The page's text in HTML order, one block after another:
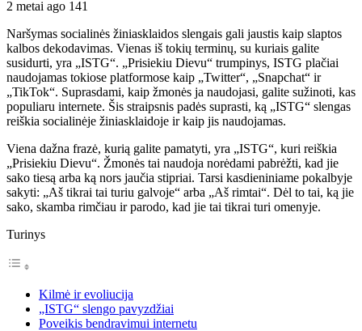
2 metai ago 141
Naršymas socialinės žiniasklaidos slengais gali jaustis kaip slaptos
kalbos dekodavimas. Vienas iš tokių terminų, su kuriais galite
susidurti, yra „ISTG“. „Prisiekiu Dievu“ trumpinys, ISTG plačiai
naudojamas tokiose platformose kaip „Twitter“, „Snapchat“ ir
„TikTok“. Suprasdami, kaip žmonės ja naudojasi, galite sužinoti, kas
populiaru internete. Šis straipsnis padės suprasti, ką „ISTG“ slengas
reiškia socialinėje žiniasklaidoje ir kaip jis naudojamas.
Viena dažna frazė, kurią galite pamatyti, yra „ISTG“, kuri reiškia
„Prisiekiu Dievu“. Žmonės tai naudoja norėdami pabrėžti, kad jie
sako tiesą arba ką nors jaučia stipriai. Tarsi kasdieniniame pokalbyje
sakyti: „Aš tikrai tai turiu galvoje“ arba „Aš rimtai“. Dėl to tai, ką jie
sako, skamba rimčiau ir parodo, kad jie tai tikrai turi omenyje.
Turinys
Kilmė ir evoliucija
„ISTG“ slengo pavyzdžiai
Poveikis bendravimui internetu